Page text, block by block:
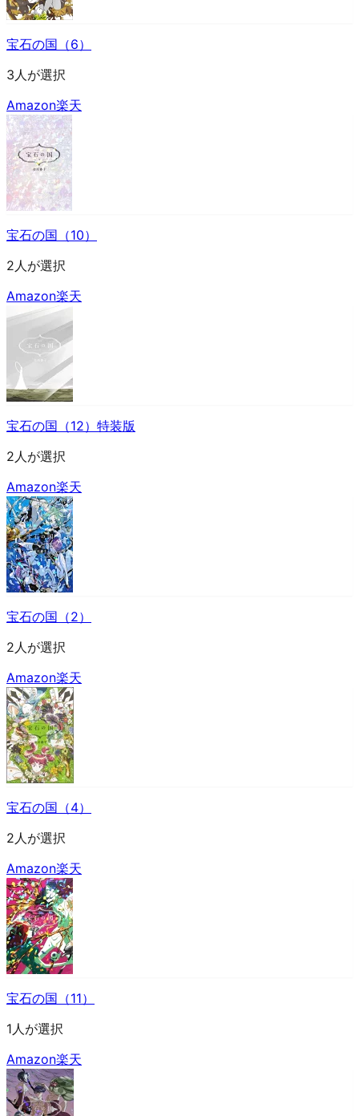
宝石の国（6）
3人が選択
Amazon楽天
宝石の国（10）
2人が選択
Amazon楽天
宝石の国（12）特装版
2人が選択
Amazon楽天
宝石の国（2）
2人が選択
Amazon楽天
宝石の国（4）
2人が選択
Amazon楽天
宝石の国（11）
1人が選択
Amazon楽天